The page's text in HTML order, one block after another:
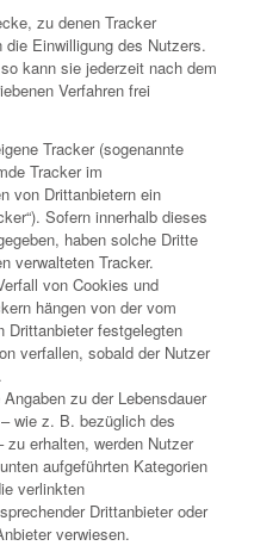
zu denen Tracker
Einwilligung des Nutzers.
kann sie jederzeit nach dem
Verfahren frei
Tracker (sogenannte
Tracker im
von Drittanbietern ein
Sofern innerhalb dieses
haben solche Dritte
verwalteten Tracker.
von Cookies und
hängen von der vom
Drittanbieter festgelegten
verfallen, sobald der Nutzer
zu der Lebensdauer
wie z. B. bezüglich des
erhalten, werden Nutzer
aufgeführten Kategorien
verlinkten
Drittanbieter oder
verwiesen.